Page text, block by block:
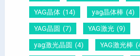
？
向
1
1
0
YAG晶体 (14) yag晶体棒 (4)
YAG晶圆 (7) YAG激光 (9)
yag激光晶圆 (4) YAG激光棒